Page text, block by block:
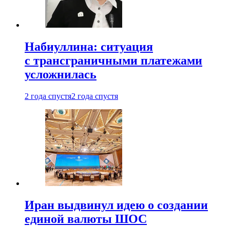
Набиуллина: ситуация
с трансграничными платежами
усложнилась
2 года спустя2 года спустя
Иран выдвинул идею о создании
единой валюты ШОС